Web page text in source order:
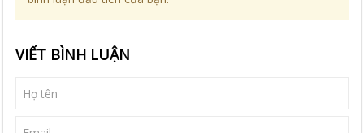
VIẾT BÌNH LUẬN